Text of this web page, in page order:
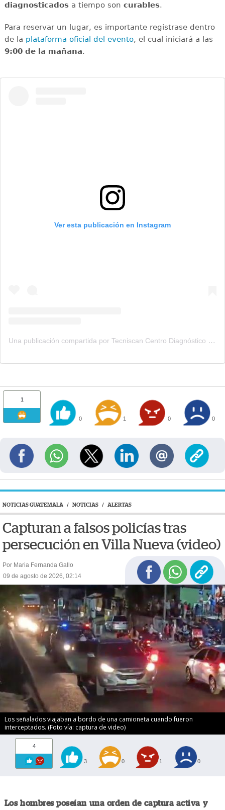
diagnosticadosa tiempo son curables.
Para reservar un lugar, es importante registrase dentro
de la plataforma oficial del evento, el cual iniciará a las
9:00 de la mañana.
Ver esta publicación en Instagram
Una publicación compartida por Tecniscan Centro Diagnóstico (@tecniscan)
1
0 1 0 0
NOTICIAS GUATEMALA / NOTICIAS / ALERTAS
Capturan a falsos policías tras
persecución en Villa Nueva (video)
Por Maria Fernanda Gallo
09 de agosto de 2026, 02:14
Los señalados viajaban a bordo de una camioneta cuando fueron
interceptados. (Foto vía: captura de video)
4
3 0 1 0
Los hombres poseían una orden de captura activa y